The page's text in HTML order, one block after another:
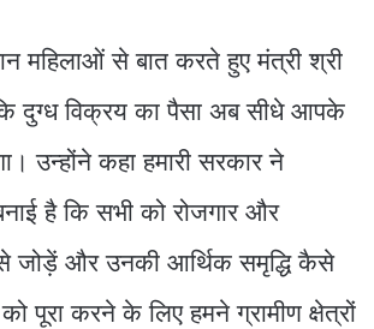
महिलाओं से बात करते हुए मंत्री श्री
दुग्ध विक्रय का पैसा अब सीधे आपके
उन्होंने कहा हमारी सरकार ने
है कि सभी को रोजगार और
जोड़ें और उनकी आर्थिक समृद्धि कैसे
पूरा करने के लिए हमने ग्रामीण क्षेत्रों